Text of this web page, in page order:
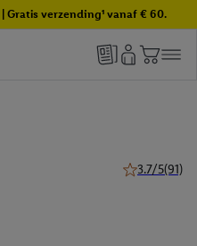
verzending¹ vanaf € 60.
3.7/5(91)